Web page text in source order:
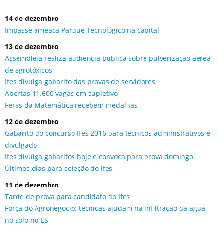
14 de dezembro
Impasse ameaça Parque Tecnológico na capital
13 de dezembro
Assembleia realiza audiência pública sobre pulverização aérea
de agrotóxicos
Ifes divulga gabarito das provas de servidores
Abertas 11.600 vagas em supletivo
Feras da Matemática recebem medalhas
12 de dezembro
Gabarito do concurso Ifes 2016 para técnicos administrativos é
divulgado
Ifes divulga gabaritos hoje e convoca para prova domingo
Últimos dias para seleção do Ifes
11 de dezembro
Tarde de prova para candidato do Ifes
Força do Agronegócio: técnicas ajudam na infiltração da água
no solo no ES